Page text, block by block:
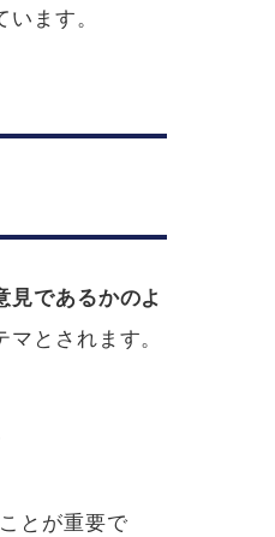
ます。
見であるかのよ
とされます。
とが重要で